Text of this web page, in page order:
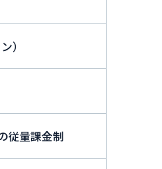
）
従量課金制